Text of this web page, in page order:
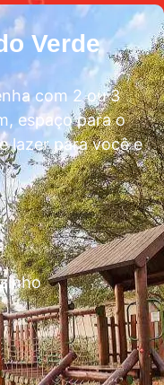
Verde
com 2 ou 3
espaço para o
lazer para você e